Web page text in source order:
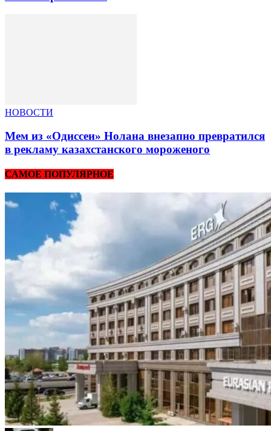
НОВОСТИ
Мем из «Одиссеи» Нолана внезапно превратился
в рекламу казахстанского мороженого
САМОЕ ПОПУЛЯРНОЕ